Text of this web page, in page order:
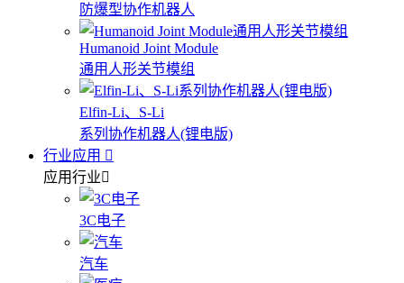
防爆型协作机器人
Humanoid Joint Module
通用人形关节模组
Elfin-Li、S-Li
系列协作机器人(锂电版)
行业应用
应用行业
3C电子
汽车